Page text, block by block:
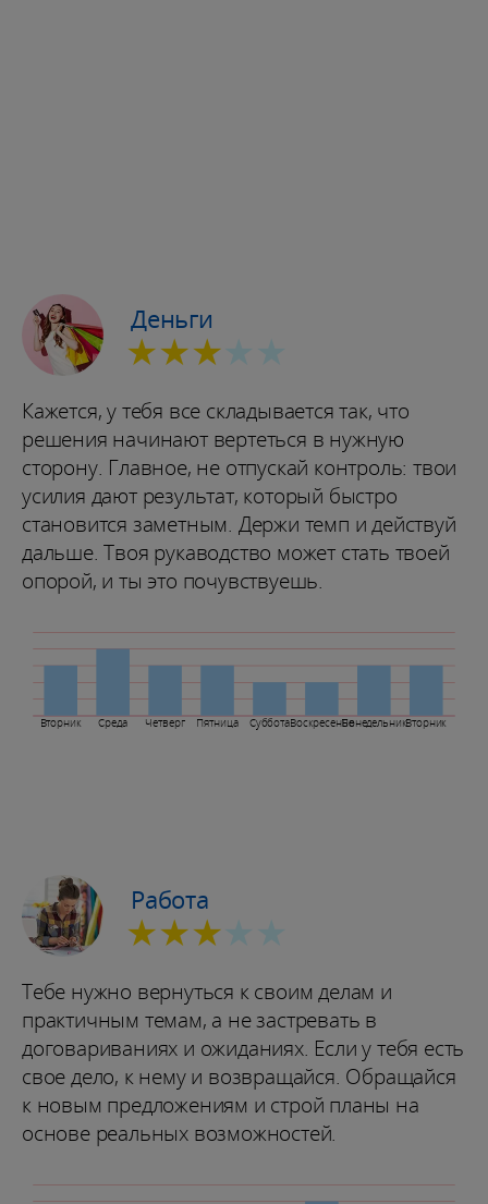
Деньги
★★★★★
Вторник Среда Четверг Пятница СубботаВоскресеньеПонедельникВторник
Кажется, у тебя все складывается так, что
решения начинают вертеться в нужную
сторону. Главное, не отпускай контроль: твои
усилия дают результат, который быстро
становится заметным. Держи темп и действуй
дальше. Твоя рукаводство может стать твоей
опорой, и ты это почувствуешь.
Работа
★★★★★
Тебе нужно вернуться к своим делам и
практичным темам, а не застревать в
договариваниях и ожиданиях. Если у тебя есть
свое дело, к нему и возвращайся. Обращайся
к новым предложениям и строй планы на
основе реальных возможностей.